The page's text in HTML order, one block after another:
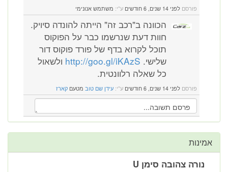
פורסם לפני 14 שנים, 6 חודשים ע"י: משתמש אנונימי
הכוונה ב"רכב זה" הייתה להונדה סיויק.
חוות דעת שנרשמו כבר על הפוקוס
תוכל לקרוא בדף של פורד פוקוס דור
שלישי. http://goo.gl/iKAzS ולשאול
כל שאלה רלוונטית.
פורסם לפני 14 שנים, 6 חודשים ע"י: עידן שם טוב מטעם קארז
אמינות
נורה צהובה סימן U